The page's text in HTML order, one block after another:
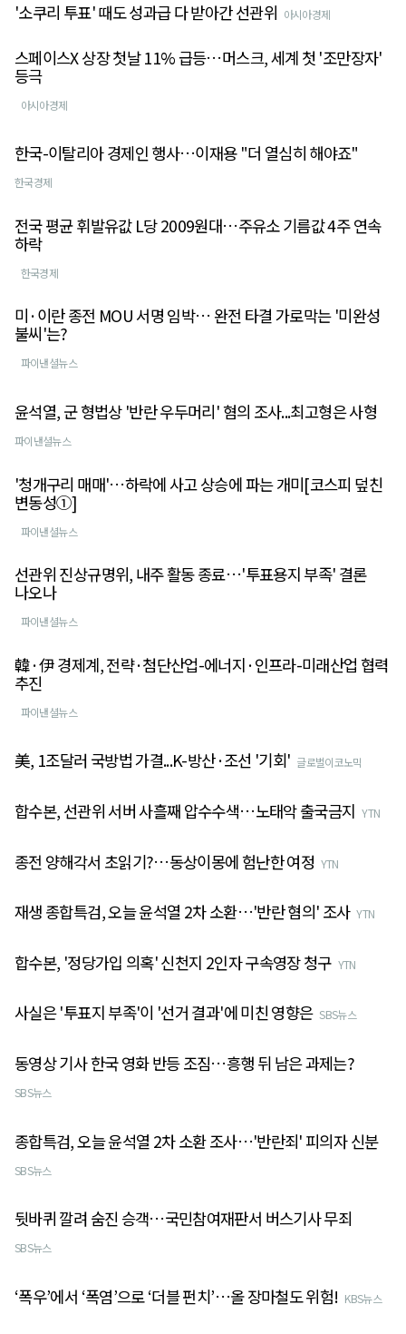
'소쿠리 투표' 때도 성과급 다 받아간 선관위 아시아경제
스페이스X 상장 첫날 11% 급등…머스크, 세계 첫 '조만장자'
등극
아시아경제
한국-이탈리아 경제인 행사…이재용 "더 열심히 해야죠"
한국경제
전국 평균 휘발유값 L당 2009원대…주유소 기름값 4주 연속
하락
한국경제
미·이란 종전 MOU 서명 임박… 완전 타결 가로막는 '미완성
불씨'는?
파이낸셜뉴스
윤석열, 군 형법상 '반란 우두머리' 혐의 조사...최고형은 사형
파이낸셜뉴스
'청개구리 매매'…하락에 사고 상승에 파는 개미[코스피 덮친
변동성①]
파이낸셜뉴스
선관위 진상규명위, 내주 활동 종료…'투표용지 부족' 결론
나오나
파이낸셜뉴스
韓·伊 경제계, 전략·첨단산업-에너지·인프라-미래산업 협력
추진
파이낸셜뉴스
美, 1조달러 국방법 가결...K-방산·조선 '기회' 글로벌이코노믹
합수본, 선관위 서버 사흘째 압수수색…노태악 출국금지 YTN
종전 양해각서 초읽기?…동상이몽에 험난한 여정 YTN
재생 종합특검, 오늘 윤석열 2차 소환…'반란 혐의' 조사 YTN
합수본, '정당가입 의혹' 신천지 2인자 구속영장 청구 YTN
사실은 '투표지 부족'이 '선거 결과'에 미친 영향은 SBS뉴스
동영상 기사 한국 영화 반등 조짐…흥행 뒤 남은 과제는?
SBS뉴스
종합특검, 오늘 윤석열 2차 소환 조사…'반란죄' 피의자 신분
SBS뉴스
뒷바퀴 깔려 숨진 승객…국민참여재판서 버스기사 무죄
SBS뉴스
‘폭우’에서 ‘폭염’으로 ‘더블 펀치’…올 장마철도 위험! KBS뉴스